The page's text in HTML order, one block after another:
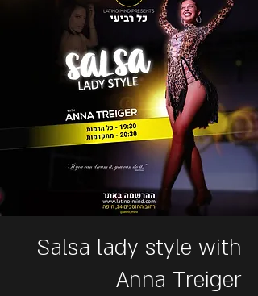
Salsa lady style with
Anna Treiger